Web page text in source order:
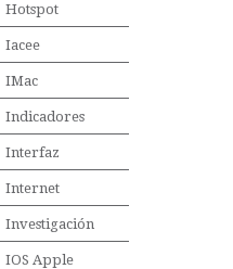
Hotspot
Iacee
IMac
Indicadores
Interfaz
Internet
Investigación
IOS Apple